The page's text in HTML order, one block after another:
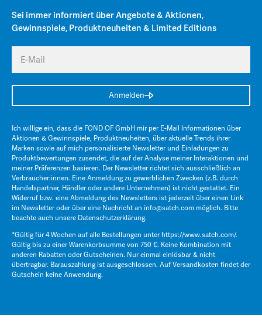
Sei immer informiert über Angebote & Aktionen,
Gewinnspiele, Produktneuheiten & Limited Editions
E-Mail
Anmelden
Ich willige ein, dass die FOND OF GmbH mir per E-Mail Informationen über
Aktionen & Gewinnspiele, Produktneuheiten, über aktuelle Trends ihrer
Marken sowie auf mich personalisierte Newsletter und Einladungen zu
Produktbewertungen zusendet, die auf der Analyse meiner Interaktionen und
meiner Präferenzen basieren. Der Newsletter richtet sich ausschließlich an
Verbraucher:innen. Eine Anmeldung zu gewerblichen Zwecken (z.B. durch
Handelspartner, Händler oder andere Unternehmen) ist nicht gestattet. Ein
Widerruf bzw. eine Abmeldung des Newsletters ist jederzeit über einen Link
im Newsletter oder über eine Nachricht an info@satch.com möglich. Bitte
beachte auch unsere Datenschutzerklärung.
*Gültig für 4 Wochen auf alle Bestellungen unter https://www.satch.com/.
Gültig bis zu einer Warenkorbsumme von 750 €. Keine Kombination mit
anderen Rabatten oder Gutscheinen. Nur einmal einlösbar & nicht
übertragbar. Barauszahlung ist ausgeschlossen. Auf Versandkosten findet der
Gutschein keine Anwendung.